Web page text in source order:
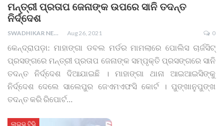
ମନ୍ତ୍ରୀ ପ୍ରତାପ ଜେନାଙ୍କ ଉପରେ ସାନି ତଦନ୍ତ
ନିର୍ଦ୍ଦେଶ
SWADHIKAR NEWS Aug 26, 2021 0
କେନ୍ଦ୍ରାପଡ଼ା: ମାହାଙ୍ଗା ଡବଲ ମର୍ଡର ମାମଲାରେ ପୋଲିସ ଚାର୍ଜସିଟ୍
ପ୍ରସଙ୍ଗରେ ମନ୍ତ୍ରୀ ପ୍ରତାପ ଜେନାଙ୍କ ସମ୍ପୃକ୍ତି ପ୍ରସଙ୍ଗରେ ସାନି
ତଦନ୍ତ ନିର୍ଦ୍ଦେଶ ଦିଆଯାଇଛି । ମାହାଙ୍ଗା ଥାନା ଆଇଆଇସିଙ୍କୁ
ନିର୍ଦ୍ଦେଶ ଦେଲେ ସାଲେପୁର ଜେଏମଏଫସି କୋର୍ଟ । ପୁଙ୍ଖାନୁପୁଙ୍ଖ
ତଦନ୍ତ କରି ରିପୋର୍ଟ…
ଲାଇଭ୍ ଟିଭି